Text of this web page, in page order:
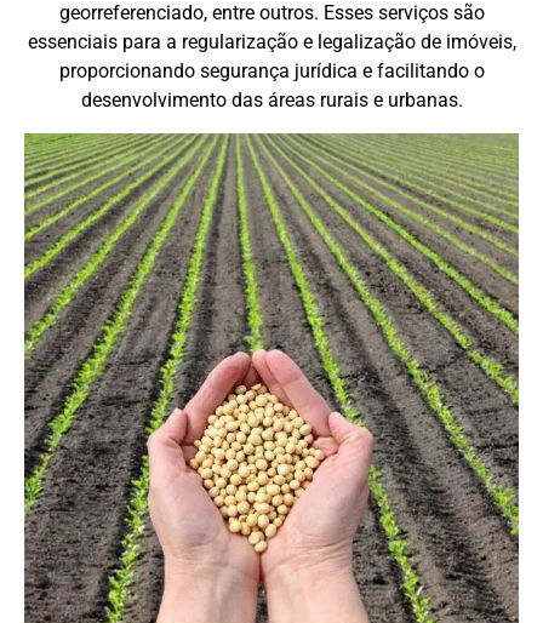
georreferenciado, entre outros. Esses serviços são
essenciais para a regularização e legalização de imóveis,
proporcionando segurança jurídica e facilitando o
desenvolvimento das áreas rurais e urbanas.